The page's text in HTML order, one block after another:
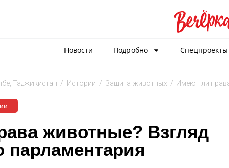
Новости Подробно Спецпроекты
Таджикистан / Истории / Защита животных / Имеют ли
животные? Взгляд
парламентария